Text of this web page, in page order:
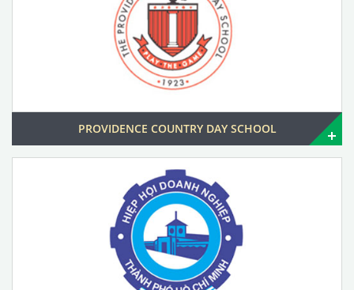
PROVIDENCE COUNTRY DAY SCHOOL